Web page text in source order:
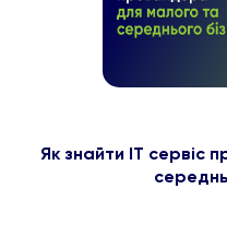
Як знайти ІТ сервіс